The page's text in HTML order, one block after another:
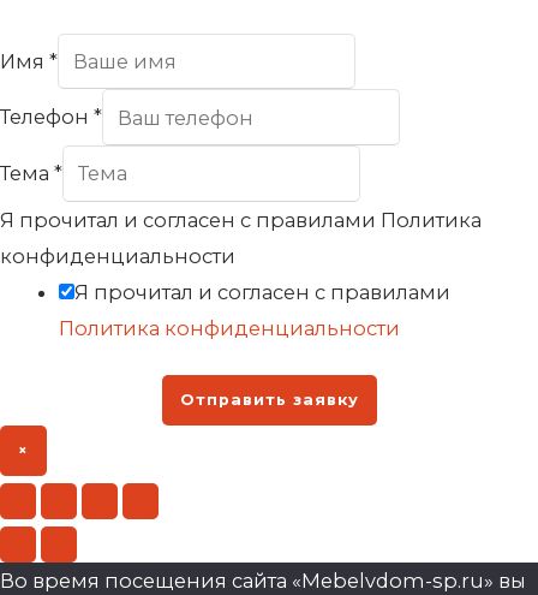
Имя *
Телефон *
Тема *
Я прочитал и согласен с правилами Политика
конфиденциальности
Я прочитал и согласен с правилами
Политика конфиденциальности
Отправить заявку
×
Во время посещения сайта «Mebelvdom-sp.ru» вы